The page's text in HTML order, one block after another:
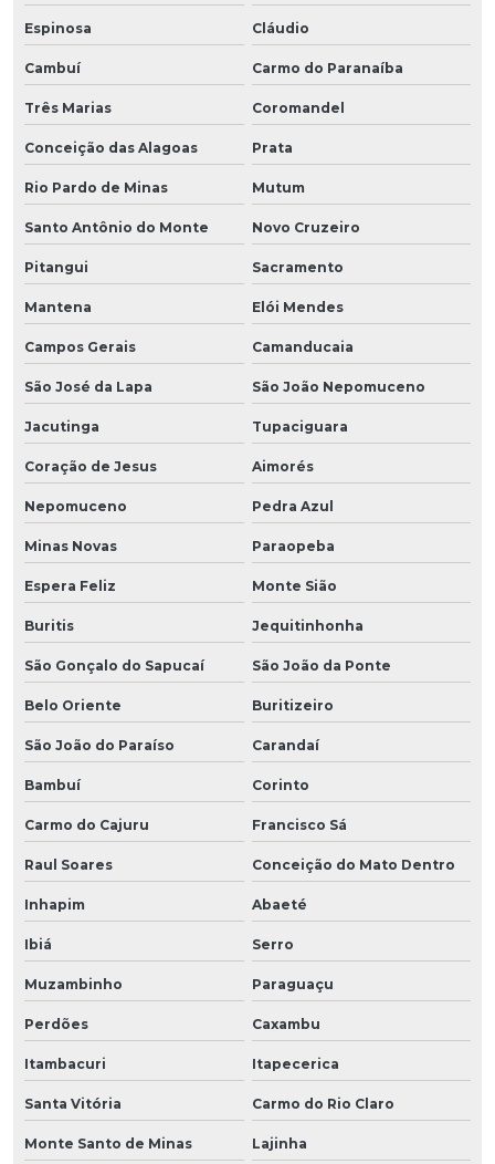
Espinosa Cláudio
Cambuí Carmo do Paranaíba
Três Marias Coromandel
Conceição das Alagoas Prata
Rio Pardo de Minas Mutum
Santo Antônio do Monte Novo Cruzeiro
Pitangui Sacramento
Mantena Elói Mendes
Campos Gerais Camanducaia
São José da Lapa São João Nepomuceno
Jacutinga Tupaciguara
Coração de Jesus Aimorés
Nepomuceno Pedra Azul
Minas Novas Paraopeba
Espera Feliz Monte Sião
Buritis Jequitinhonha
São Gonçalo do Sapucaí São João da Ponte
Belo Oriente Buritizeiro
São João do Paraíso Carandaí
Bambuí Corinto
Carmo do Cajuru Francisco Sá
Raul Soares Conceição do Mato Dentro
Inhapim Abaeté
Ibiá Serro
Muzambinho Paraguaçu
Perdões Caxambu
Itambacuri Itapecerica
Santa Vitória Carmo do Rio Claro
Monte Santo de Minas Lajinha